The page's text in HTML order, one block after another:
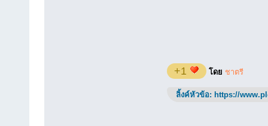
+1 โดย ชาตรี
ลิ้งค์หัวข้อ: https://